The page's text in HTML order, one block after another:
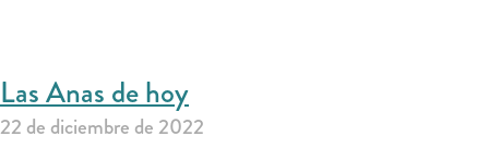
Las Anas de hoy
22 de diciembre de 2022